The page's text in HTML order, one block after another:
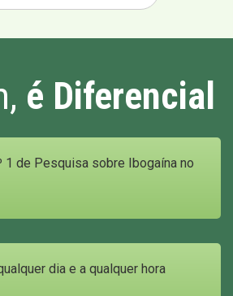
é Diferencial
1 de Pesquisa sobre Ibogaína no
dia e a qualquer hora